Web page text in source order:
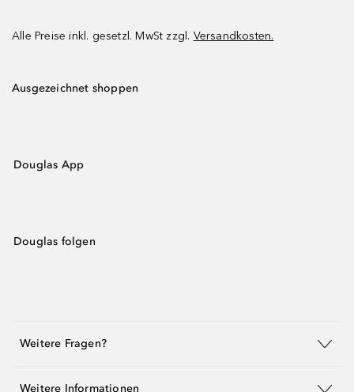
Alle Preise inkl. gesetzl. MwSt zzgl. Versandkosten.
Ausgezeichnet shoppen
Douglas App
Douglas folgen
Weitere Fragen?
Weitere Informationen